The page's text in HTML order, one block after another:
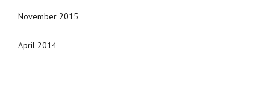
November 2015
April 2014